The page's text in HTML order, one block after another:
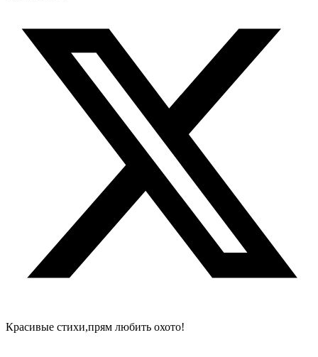
Красивые стихи,прям любить охото!